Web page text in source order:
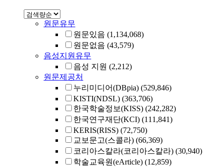
원문유무
원문있음 (1,134,068)
원문없음 (43,579)
음성지원유무
음성 지원 (2,212)
원문제공처
누리미디어(DBpia) (529,846)
KISTI(NDSL) (363,706)
한국학술정보(KISS) (242,282)
한국연구재단(KCI) (111,841)
KERIS(RISS) (72,750)
교보문고(스콜라) (66,369)
코리아스칼라(코리아스칼라) (30,940)
학술교육원(eArticle) (12,859)